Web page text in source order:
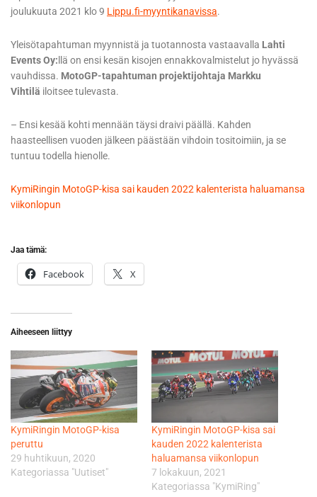
joulukuuta 2021 klo 9 Lippu.fi-myyntikanavissa.
Yleisötapahtuman myynnistä ja tuotannosta vastaavalla Lahti
Events Oy: llä on ensi kesän kisojen ennakkovalmistelut jo hyvässä
vauhdissa. MotoGP-tapahtuman projektijohtaja Markku
Vihtilä iloitsee tulevasta.
– Ensi kesää kohti mennään täysi draivi päällä. Kahden
haasteellisen vuoden jälkeen päästään vihdoin tositoimiin, ja se
tuntuu todella hienolle.
KymiRingin MotoGP-kisa sai kauden 2022 kalenterista haluamansa
viikonlopun
Jaa tämä:
Facebook X
Aiheeseen liittyy
KymiRingin MotoGP-kisa
peruttu
29 huhtikuun, 2020
Kategoriassa "Uutiset"
KymiRingin MotoGP-kisa sai
kauden 2022 kalenterista
haluamansa viikonlopun
7 lokakuun, 2021
Kategoriassa "KymiRing"